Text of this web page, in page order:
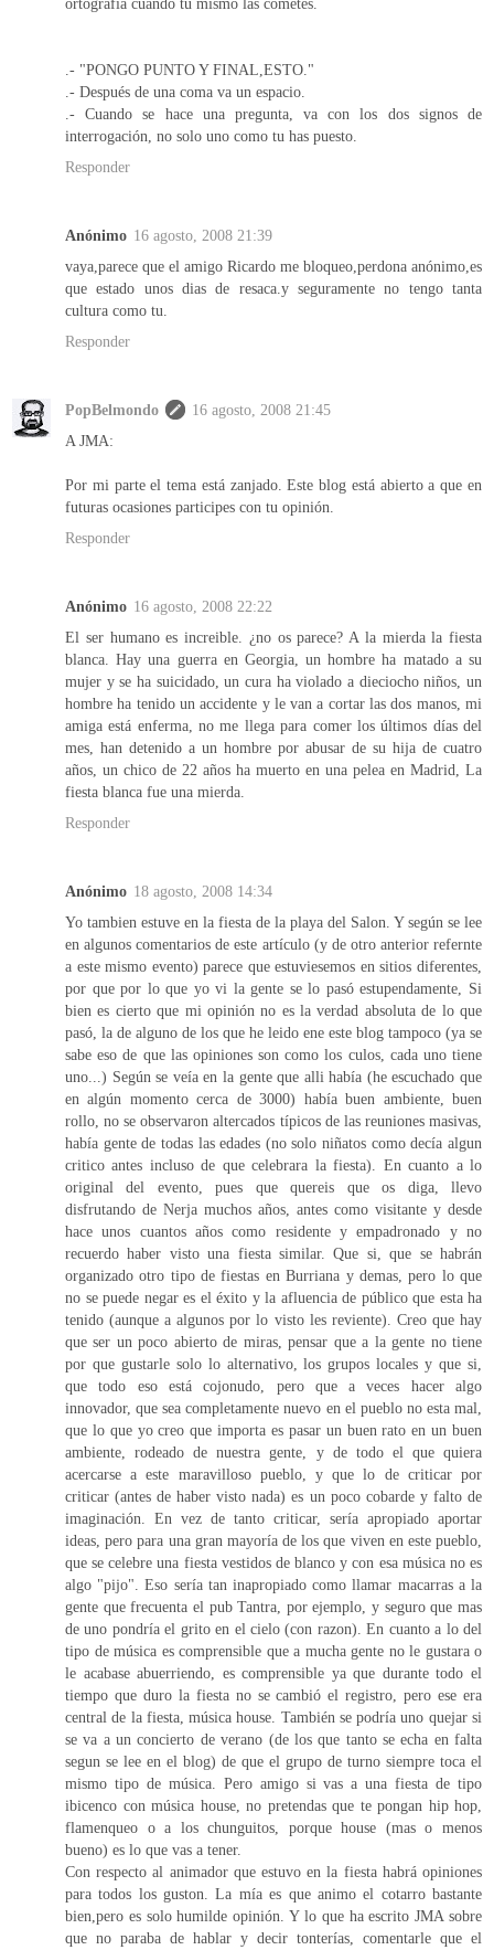
ortografía cuando tu mismo las cometes.
.- "PONGO PUNTO Y FINAL,ESTO."
.- Después de una coma va un espacio.
.- Cuando se hace una pregunta, va con los dos signos de
interrogación, no solo uno como tu has puesto.
Responder
Anónimo 16 agosto, 2008 21:39
vaya,parece que el amigo Ricardo me bloqueo,perdona anónimo,es
que estado unos dias de resaca.y seguramente no tengo tanta
cultura como tu.
Responder
PopBelmondo
16 agosto, 2008 21:45
A JMA:
Por mi parte el tema está zanjado. Este blog está abierto a que en
futuras ocasiones participes con tu opinión.
Responder
Anónimo 16 agosto, 2008 22:22
El ser humano es increible. ¿no os parece? A la mierda la fiesta
blanca. Hay una guerra en Georgia, un hombre ha matado a su
mujer y se ha suicidado, un cura ha violado a dieciocho niños, un
hombre ha tenido un accidente y le van a cortar las dos manos, mi
amiga está enferma, no me llega para comer los últimos días del
mes, han detenido a un hombre por abusar de su hija de cuatro
años, un chico de 22 años ha muerto en una pelea en Madrid, La
fiesta blanca fue una mierda.
Responder
Anónimo 18 agosto, 2008 14:34
Yo tambien estuve en la fiesta de la playa del Salon. Y según se lee
en algunos comentarios de este artículo (y de otro anterior refernte
a este mismo evento) parece que estuviesemos en sitios diferentes,
por que por lo que yo vi la gente se lo pasó estupendamente, Si
bien es cierto que mi opinión no es la verdad absoluta de lo que
pasó, la de alguno de los que he leido ene este blog tampoco (ya se
sabe eso de que las opiniones son como los culos, cada uno tiene
uno...) Según se veía en la gente que alli había (he escuchado que
en algún momento cerca de 3000) había buen ambiente, buen
rollo, no se observaron altercados típicos de las reuniones masivas,
había gente de todas las edades (no solo niñatos como decía algun
critico antes incluso de que celebrara la fiesta). En cuanto a lo
original del evento, pues que quereis que os diga, llevo
disfrutando de Nerja muchos años, antes como visitante y desde
hace unos cuantos años como residente y empadronado y no
recuerdo haber visto una fiesta similar. Que si, que se habrán
organizado otro tipo de fiestas en Burriana y demas, pero lo que
no se puede negar es el éxito y la afluencia de público que esta ha
tenido (aunque a algunos por lo visto les reviente). Creo que hay
que ser un poco abierto de miras, pensar que a la gente no tiene
por que gustarle solo lo alternativo, los grupos locales y que si,
que todo eso está cojonudo, pero que a veces hacer algo
innovador, que sea completamente nuevo en el pueblo no esta mal,
que lo que yo creo que importa es pasar un buen rato en un buen
ambiente, rodeado de nuestra gente, y de todo el que quiera
acercarse a este maravilloso pueblo, y que lo de criticar por
criticar (antes de haber visto nada) es un poco cobarde y falto de
imaginación. En vez de tanto criticar, sería apropiado aportar
ideas, pero para una gran mayoría de los que viven en este pueblo,
que se celebre una fiesta vestidos de blanco y con esa música no es
algo "pijo". Eso sería tan inapropiado como llamar macarras a la
gente que frecuenta el pub Tantra, por ejemplo, y seguro que mas
de uno pondría el grito en el cielo (con razon). En cuanto a lo del
tipo de música es comprensible que a mucha gente no le gustara o
le acabase abuerriendo, es comprensible ya que durante todo el
tiempo que duro la fiesta no se cambió el registro, pero ese era
central de la fiesta, música house. También se podría uno quejar si
se va a un concierto de verano (de los que tanto se echa en falta
segun se lee en el blog) de que el grupo de turno siempre toca el
mismo tipo de música. Pero amigo si vas a una fiesta de tipo
ibicenco con música house, no pretendas que te pongan hip hop,
flamenqueo o a los chunguitos, porque house (mas o menos
bueno) es lo que vas a tener.
Con respecto al animador que estuvo en la fiesta habrá opiniones
para todos los guston. La mía es que animo el cotarro bastante
bien,pero es solo humilde opinión. Y lo que ha escrito JMA sobre
que no paraba de hablar y decir tonterías, comentarle que el